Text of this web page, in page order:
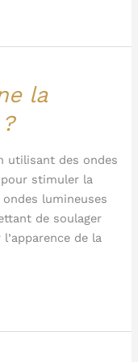
la
utilisant des ondes
stimuler la
lumineuses
de soulager
de la